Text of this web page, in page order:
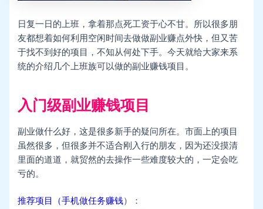
日复一日的上班，拿着那点死工资于心不甘。所以很多朋
友都想着如何利用空闲时间去做做副业赚点外快，但又苦
于找不到好的项目，不知从何处下手。今天就给大家来系
统的介绍几个上班族可以做的副业赚钱项目。
入门级副业赚钱项目
副业做什么好，这是很多新手的疑问所在。市面上的项目
虽然很多，但很多并不适合刚入行的朋友，因为还没摸清
里面的道道，就贸然的去操作一些难度较大的，一定会吃
亏的。
推荐项目（手机做任务赚钱）：